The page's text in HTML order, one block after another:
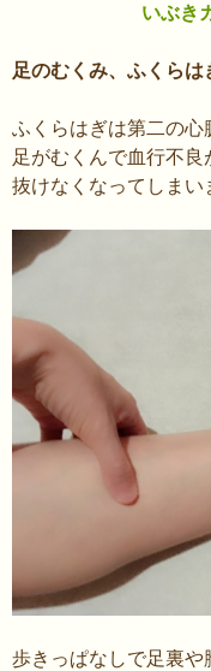
キ
プ
いぶき
足のむくみ、ふくら
ふくらはぎは第二の心
足がむくんで血行不
抜けなくなってしまい
歩きっぱなしで足裏や